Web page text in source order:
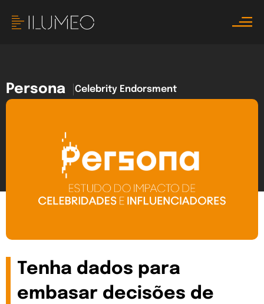
Persona Celebrity Endorsment
Tenha dados para
embasar decisões de